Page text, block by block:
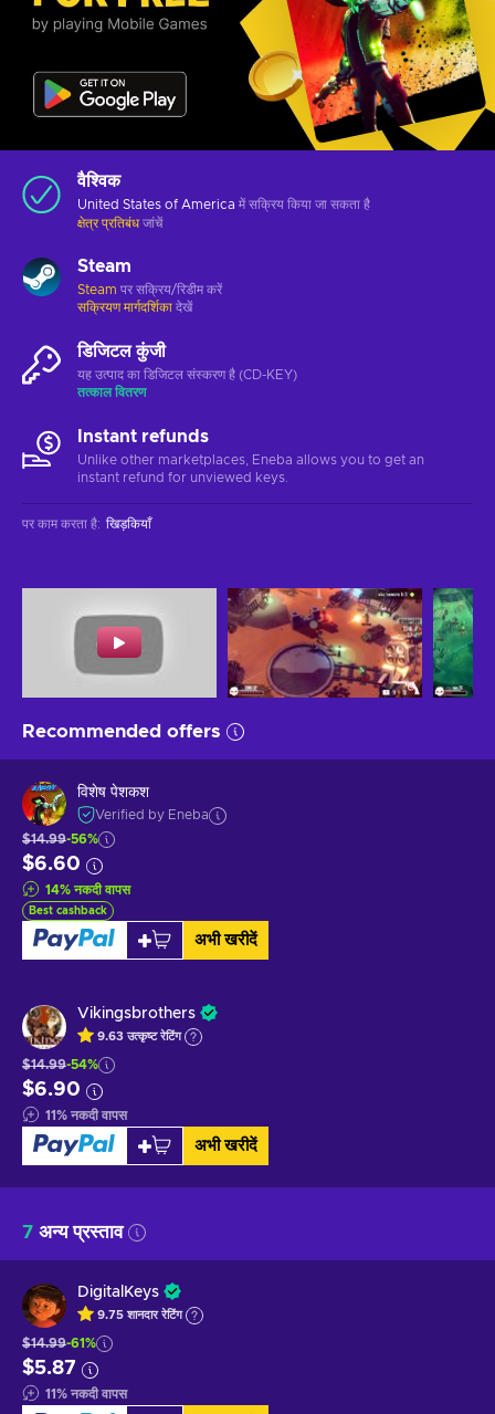
वैश्विक
United States of America में सक्रिय किया जा सकता है
क्षेत्र प्रतिबंध जांचें
Steam
Steam पर सक्रिय/रिडीम करें
सक्रियण मार्गदर्शिका देखें
डिजिटल कुंजी
यह उत्पाद का डिजिटल संस्करण है (CD-KEY)
तत्काल वितरण
Instant refunds
Unlike other marketplaces, Eneba allows you to get an
instant refund for unviewed keys.
पर काम करता है: खिड़कियाँ
Recommended offers
विशेष पेशकश
Verified by Eneba
$14.99-56%
$6.60
14% नकदी वापस
Best cashback
अभी खरीदें
Vikingsbrothers
9.63 उत्कृष्टरेटिंग
$14.99-54%
$6.90
11% नकदी वापस
अभी खरीदें
7 अन्य प्रस्ताव
DigitalKeys
9.75 शानदाररेटिंग
$14.99-61%
$5.87
11% नकदी वापस